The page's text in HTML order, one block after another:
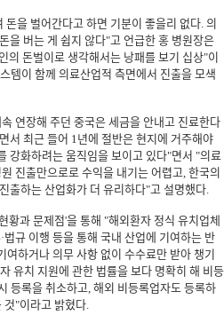
을 벌어간다고 하면 기분이 좋을리 없다. 의
을 버는 게 쉽지 않다"고 언급한 홍 병원장은
의 돈벌이로 생각해서는 낭패를 보기 십상"이
템이 함께 의료산업적 측면에서 진출을 모색
연장해 주던 중국은 세금을 안내고 진료한다
서 최근 들어 1년에 절반은 현지에 거주해야
강화하려는 움직임을 보이고 있다"면서 "의료
진출만으로로 수익을 내기는 어렵고, 한국의
출하는 산업화가 더 유리하다"고 설명했다.
황과 문제점'을 통해 "해외환자 정식 유치업체
법규 이행 등을 통해 국내 산업에 기여하는 반
여하거나 의무 사항 없이 수수료만 받아 챙기
유치 지원에 관한 법률을 보다 명확히 해 비등
등록을 취소하고, 해외 비등록업자도 등록하
것"이라고 밝혔다.